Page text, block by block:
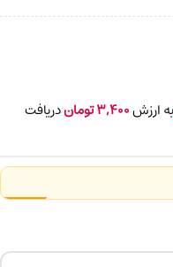
به ارزش3,400توماندریافت